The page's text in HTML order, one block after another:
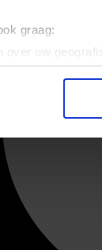
graag:
over uw
door het
en
Ook delen we
Deze partners
op basis